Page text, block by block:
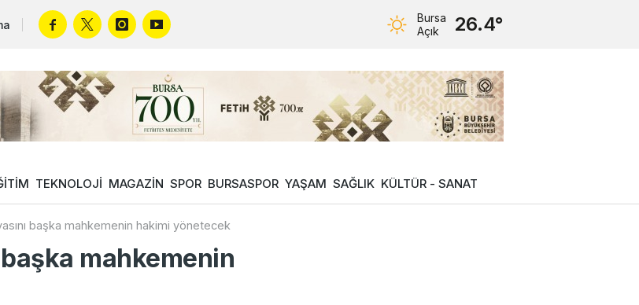
Bursa
Açık
26.4°
TEKNOLOJİ MAGAZİN SPOR BURSASPOR YAŞAM SAĞLIK KÜLTÜR - SANAT
başka mahkemenin hakimi yönetecek
mahkemenin